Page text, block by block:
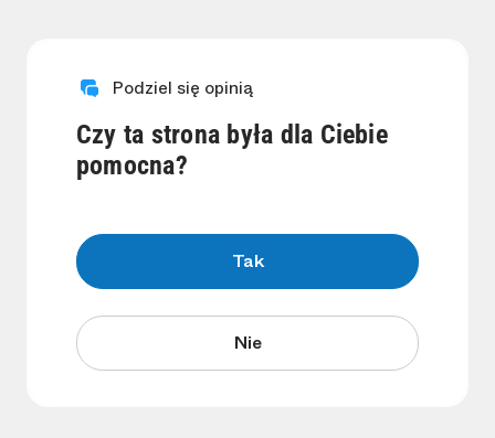
Podziel się opinią
Czy ta strona była dla Ciebie
pomocna?
Tak
Nie